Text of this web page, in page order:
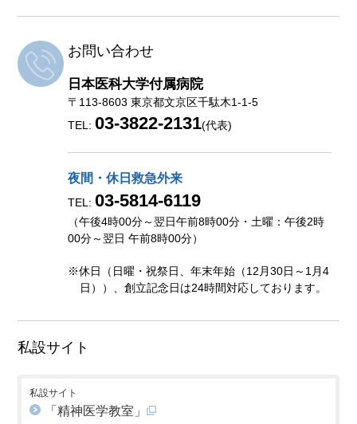
お問い合わせ
日本医科大学付属病院
〒113-8603 東京都文京区千駄木1-1-5
TEL:03-3822-2131(代表)
夜間・休日救急外来
TEL:03-5814-6119
（午後4時00分～翌日午前8時00分・土曜：午後2時
00分～翌日 午前8時00分）
※休日（日曜・祝祭日、年末年始（12月30日～1月4
日））、創立記念日は24時間対応しております。
私設サイト
私設サイト
「精神医学教室」